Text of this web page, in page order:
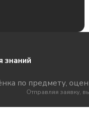
знаний
по предмету,
Отправляя заявку,